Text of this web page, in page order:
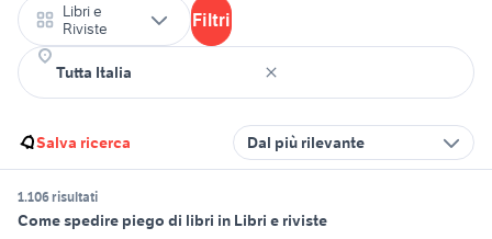
Libri e
Riviste
Filtri
Salva ricerca Dal più rilevante
1.106 risultati
Come spedire piego di libri in Libri e riviste